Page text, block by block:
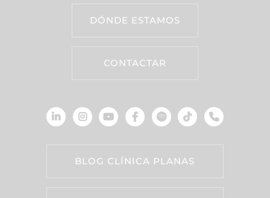
DÓNDE ESTAMOS
CONTACTAR
BLOG CLÍNICA PLANAS